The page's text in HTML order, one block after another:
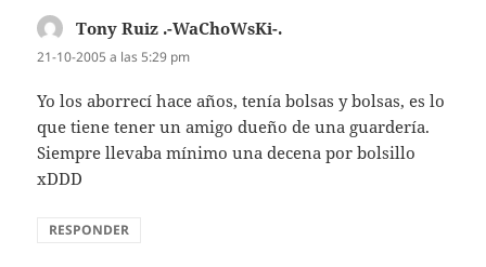
Tony Ruiz .-WaChoWsKi-.
21-10-2005 a las 5:29 pm
Yo los aborrecí­ hace años, tení­a bolsas y bolsas, es lo
que tiene tener un amigo dueño de una guarderí­a.
Siempre llevaba mí­nimo una decena por bolsillo
xDDD
RESPONDER